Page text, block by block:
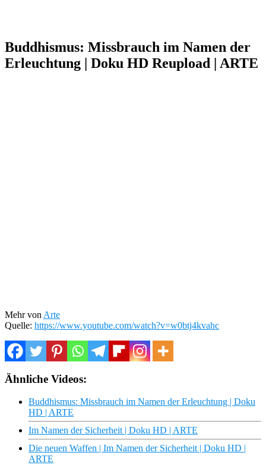
Buddhismus: Missbrauch im Namen der
Erleuchtung | Doku HD Reupload | ARTE
Mehr von Arte
Quelle: https://www.youtube.com/watch?v=w0btj4kvahc
Ähnliche Videos:
Buddhismus: Missbrauch im Namen der Erleuchtung | Doku
HD | ARTE
Im Namen der Sicherheit | Doku HD | ARTE
Die neuen Waffen | Im Namen der Sicherheit | Doku HD |
ARTE